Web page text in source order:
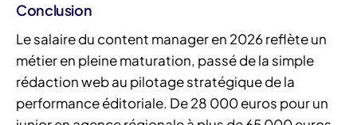
Conclusion
Le salaire du content manager en 2026 reflète un
métier en pleine maturation, passé de la simple
rédaction web au pilotage stratégique de la
performance éditoriale. De 28 000 euros pour un